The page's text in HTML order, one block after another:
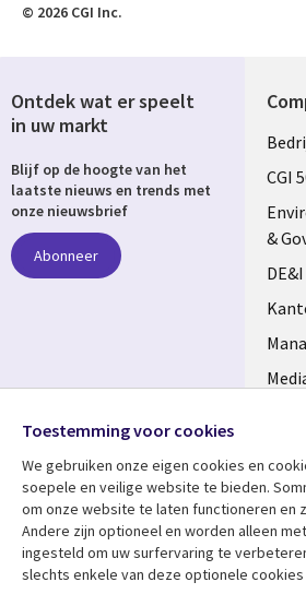
© 2026 CGI Inc.
CGI
&
DE&I
Bekijk meer
Library
Artikelen
Ontdek wat er speelt
in uw markt
Blijf op de hoogte van het
laatste nieuws en trends met
onze nieuwsbrief
Abonneer
Media
NETHERLANDS
Toestemming voor cookies
We gebruiken onze eigen cookies en
soepele en veilige website te bieden.
om onze website te laten functioneren en
Andere zijn optioneel en worden alleen
ingesteld om uw surfervaring te
slechts enkele van deze optionele